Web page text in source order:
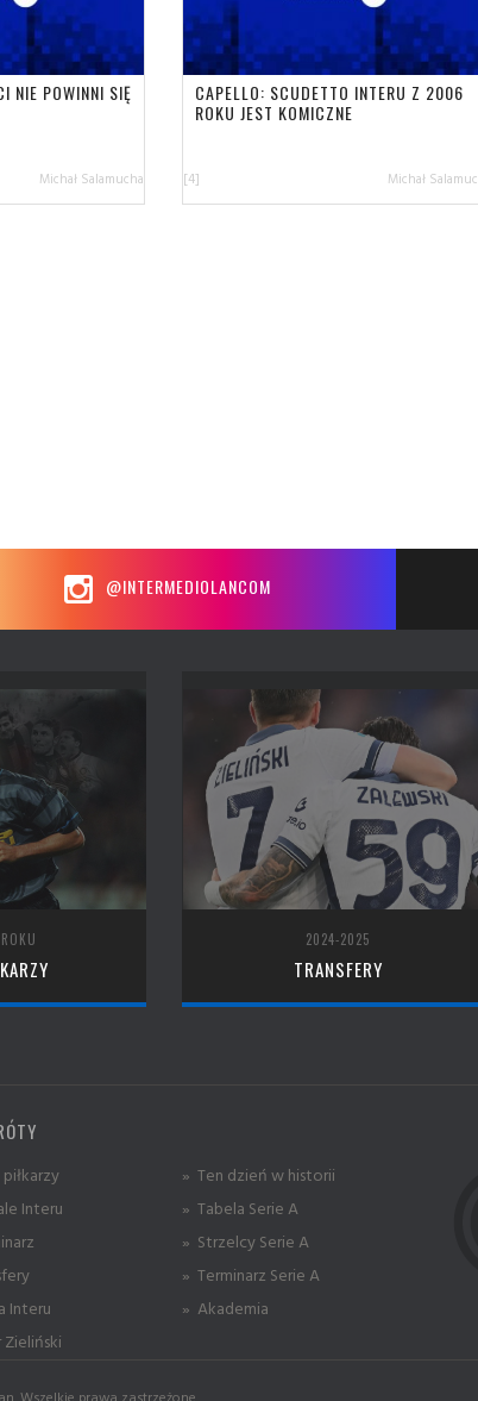
NIE POWINNI SIĘ
Michał Salamucha
CAPELLO: SCUDETTO INTERU Z 2006
ROKU JEST KOMICZNE
[4] Michał
@INTERMEDIOLANCOM
2024-2025
TRANSFERY
Interu
Interu
» Ten dzień w historii
» Tabela Serie A
» Strzelcy Serie A
» Terminarz Serie A
» Akademia
Wszelkie prawa zastrzeżone.